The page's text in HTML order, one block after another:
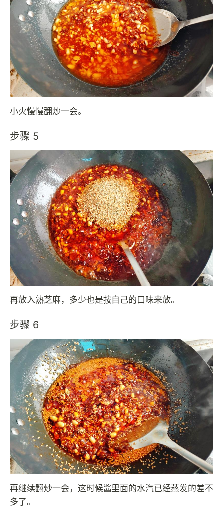
小火慢慢翻炒一会。
步骤 5
再放入熟芝麻，多少也是按自己的口味来放。
步骤 6
再继续翻炒一会，这时候酱里面的水汽已经蒸发的差不
多了。